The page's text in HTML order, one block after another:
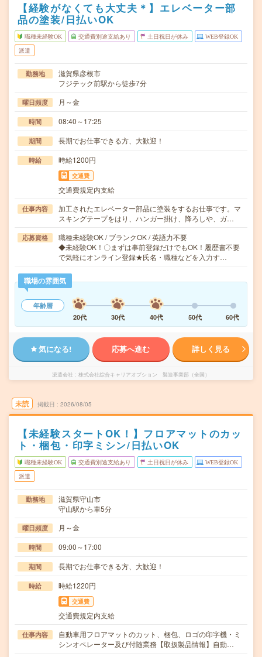
【経験がなくても大丈夫＊】エレベーター部
品の塗装/日払いOK
職種未経験OK 交通費別途支給あり 土日祝日が休み WEB登録OK
派遣
勤務地
滋賀県彦根市
フジテック前駅から徒歩7分
曜日頻度 月～金
時間 08:40～17:25
期間 長期でお仕事できる方、大歓迎！
時給 時給1200円
交通費
交通費規定内支給
仕事内容
加工されたエレベーター部品に塗装をするお仕事です。マ
スキングテープをはり、ハンガー掛け、降ろしや、ガ…
応募資格
職種未経験OK / ブランクOK / 英語力不要
◆未経験OK！〇まずは事前登録だけでもOK！履歴書不要
で気軽にオンライン登録★氏名・職種などを入力す…
職場の雰囲気
年齢層
20代
30代 40代 50代 60代
気になる! 応募へ進む 詳しく見る
派遣会社 株式会社綜合キャリアオプション 製造事業部（全国）
未読 掲載日 2026/08/05
【未経験スタートOK！】フロアマットのカッ
ト・梱包・印字ミシン/日払いOK
職種未経験OK 交通費別途支給あり 土日祝日が休み WEB登録OK
派遣
勤務地
滋賀県守山市
守山駅から車5分
曜日頻度 月～金
時間 09:00～17:00
期間 長期でお仕事できる方、大歓迎！
時給 時給1220円
交通費
交通費規定内支給
仕事内容
自動車用フロアマットのカット、梱包、ロゴの印字機・ミ
シンオペレーター及び付随業務【取扱製品情報】自動…